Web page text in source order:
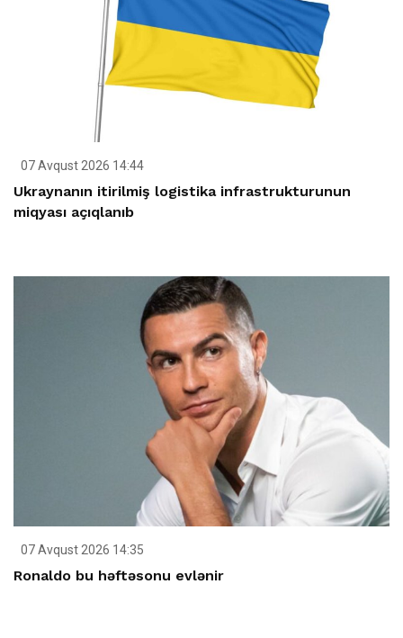
07 Avqust 2026 14:44
Ukraynanın itirilmiş logistika infrastrukturunun
miqyası açıqlanıb
07 Avqust 2026 14:35
Ronaldo bu həftəsonu evlənir